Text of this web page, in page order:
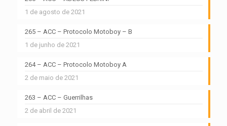
1 de agosto de 2021
265 – ACC – Protocolo Motoboy – B
1 de junho de 2021
264 – ACC – Protocolo Motoboy A
2 de maio de 2021
263 – ACC – Guerrilhas
2 de abril de 2021